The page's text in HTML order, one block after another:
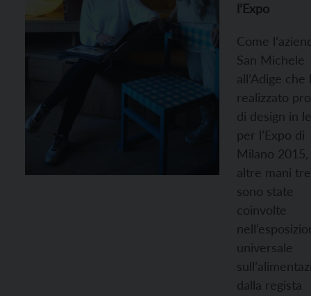
l’Expo
Come
San Michele
all’Adige che
realizzato
di design in
per l’Expo di
Milano
altre mani
sono state
coinvolte
universale
dalla regista